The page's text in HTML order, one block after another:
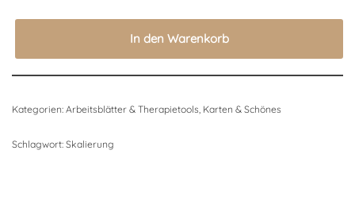
In den Warenkorb
Kategorien: Arbeitsblätter & Therapietools Karten & Schönes
Schlagwort: Skalierung